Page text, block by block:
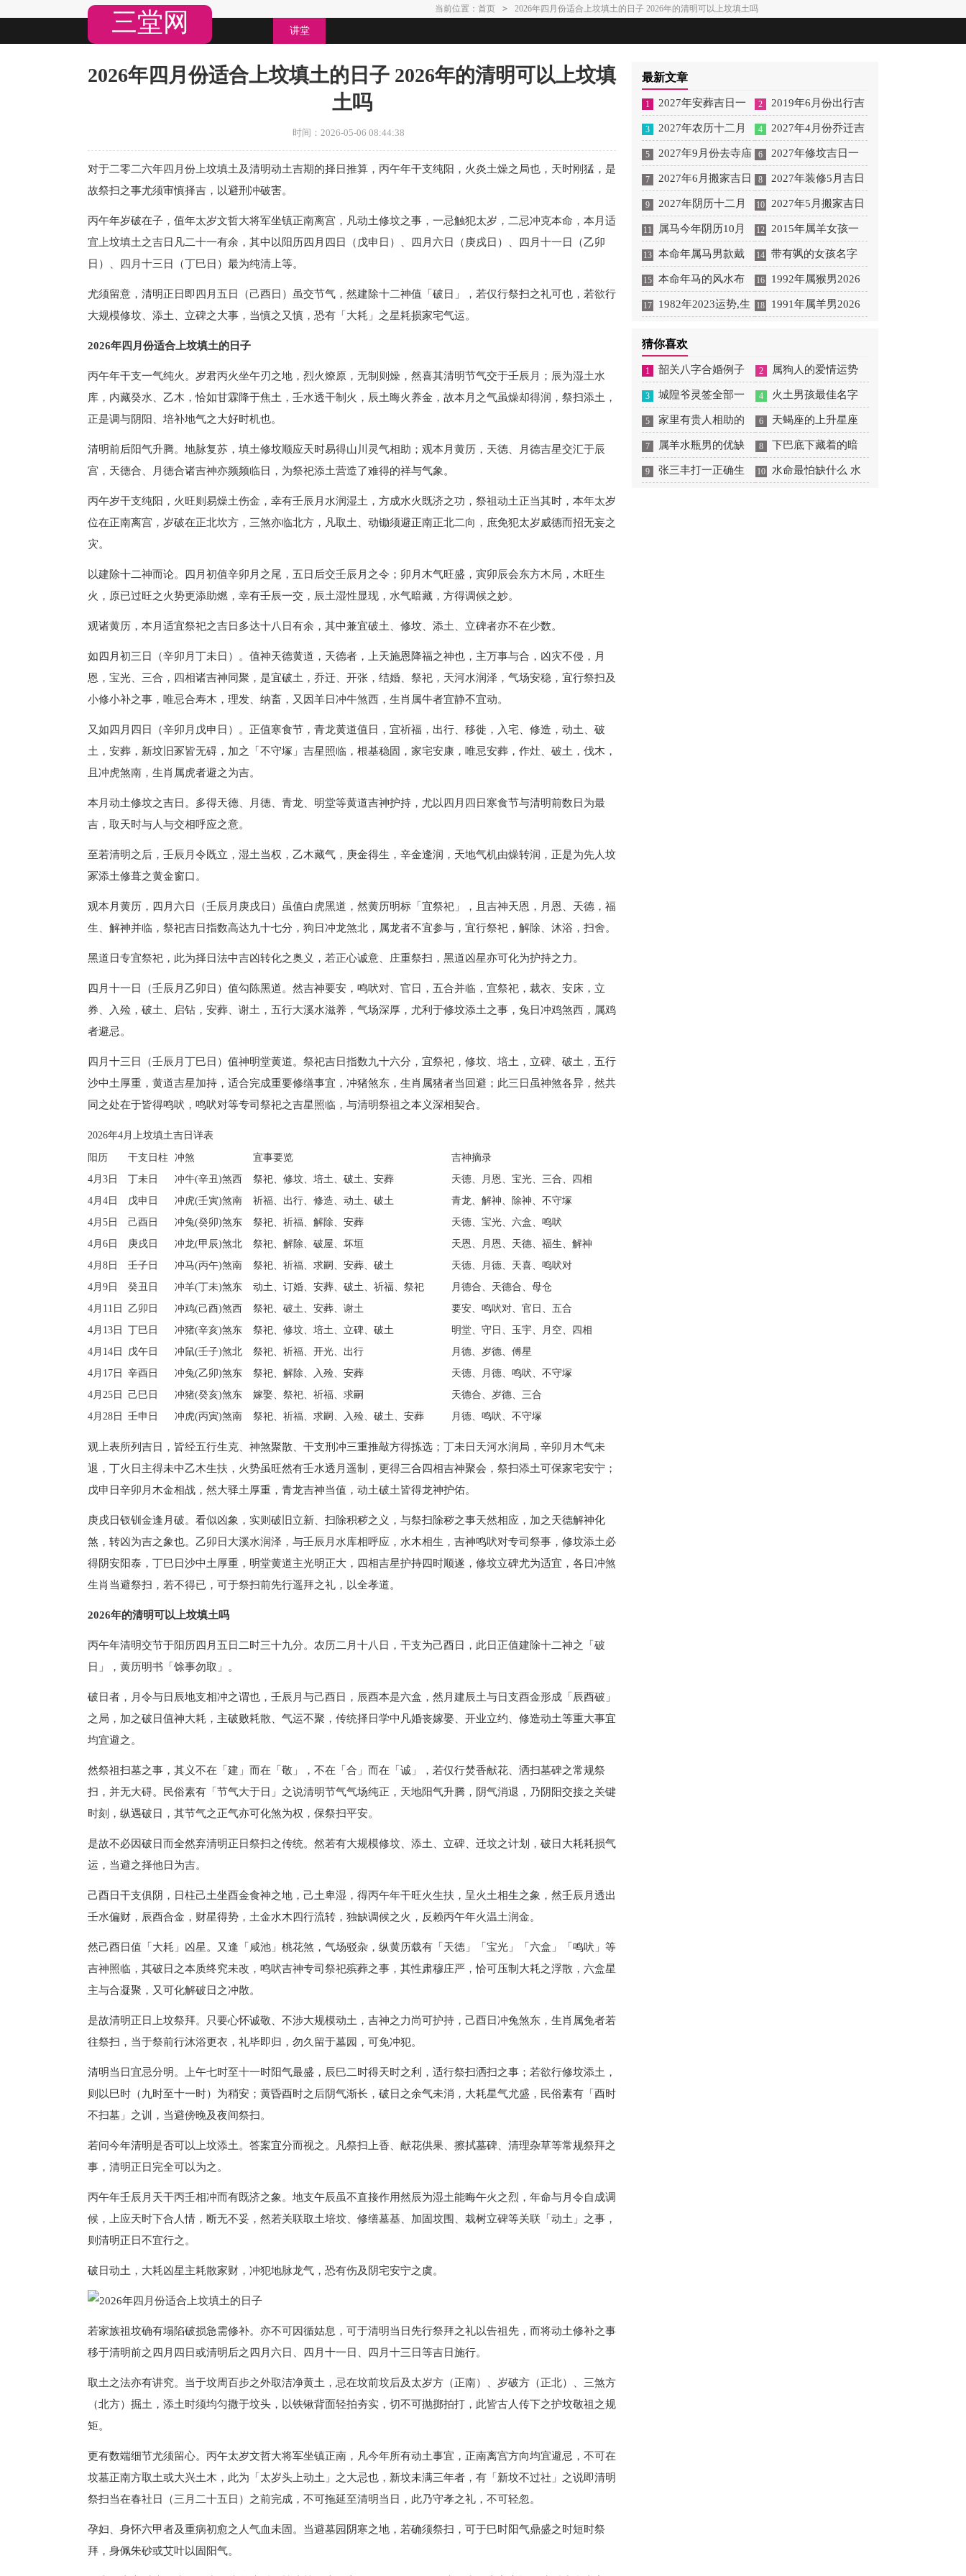
三堂网 讲堂
当前位置： 首页 > 2026年四月份适合上坟填土的日子 2026年的清明可以上坟填土吗
2026年四月份适合上坟填土的日子 2026年的清明可以上坟填
土吗
时间：2026-05-06 08:44:38
对于二零二六年四月份上坟填土及清明动土吉期的择日推算，丙午年干支纯阳，火炎土燥之局也，天时刚猛，是
故祭扫之事尤须审慎择吉，以避刑冲破害。
丙午年岁破在子，值年太岁文哲大将军坐镇正南离宫，凡动土修坟之事，一忌触犯太岁，二忌冲克本命，本月适
宜上坟填土之吉日凡二十一有余，其中以阳历四月四日（戊申日）、四月六日（庚戌日）、四月十一日（乙卯
日）、四月十三日（丁巳日）最为纯清上等。
尤须留意，清明正日即四月五日（己酉日）虽交节气，然建除十二神值「破日」，若仅行祭扫之礼可也，若欲行
大规模修坟、添土、立碑之大事，当慎之又慎，恐有「大耗」之星耗损家宅气运。
2026年四月份适合上坟填土的日子
丙午年干支一气纯火。岁君丙火坐午刃之地，烈火燎原，无制则燥，然喜其清明节气交于壬辰月；辰为湿土水
库，内藏癸水、乙木，恰如甘霖降于焦土，壬水透干制火，辰土晦火养金，故本月之气虽燥却得润，祭扫添土，
正是调与阴阳、培补地气之大好时机也。
清明前后阳气升腾。地脉复苏，填土修坟顺应天时易得山川灵气相助；观本月黄历，天德、月德吉星交汇于辰
宫，天德合、月德合诸吉神亦频频临日，为祭祀添土营造了难得的祥与气象。
丙午岁干支纯阳，火旺则易燥土伤金，幸有壬辰月水润湿土，方成水火既济之功，祭祖动土正当其时，本年太岁
位在正南离宫，岁破在正北坎方，三煞亦临北方，凡取土、动锄须避正南正北二向，庶免犯太岁威德而招无妄之
灾。
以建除十二神而论。四月初值辛卯月之尾，五日后交壬辰月之令；卯月木气旺盛，寅卯辰会东方木局，木旺生
火，原已过旺之火势更添助燃，幸有壬辰一交，辰土湿性显现，水气暗藏，方得调候之妙。
观诸黄历，本月适宜祭祀之吉日多达十八日有余，其中兼宜破土、修坟、添土、立碑者亦不在少数。
如四月初三日（辛卯月丁未日）。值神天德黄道，天德者，上天施恩降福之神也，主万事与合，凶灾不侵，月
恩，宝光、三合，四相诸吉神同聚，是宜破土，乔迁、开张，结婚、祭祀，天河水润泽，气场安稳，宜行祭扫及
小修小补之事，唯忌合寿木，理发、纳畜，又因羊日冲牛煞西，生肖属牛者宜静不宜动。
又如四月四日（辛卯月戊申日）。正值寒食节，青龙黄道值日，宜祈福，出行、移徙，入宅、修造，动土、破
土，安葬，新坟旧冢皆无碍，加之「不守塚」吉星照临，根基稳固，家宅安康，唯忌安葬，作灶、破土，伐木，
且冲虎煞南，生肖属虎者避之为吉。
本月动土修坟之吉日。多得天德、月德、青龙、明堂等黄道吉神护持，尤以四月四日寒食节与清明前数日为最
吉，取天时与人与交相呼应之意。
至若清明之后，壬辰月令既立，湿土当权，乙木藏气，庚金得生，辛金逢润，天地气机由燥转润，正是为先人坟
冢添土修葺之黄金窗口。
观本月黄历，四月六日（壬辰月庚戌日）虽值白虎黑道，然黄历明标「宜祭祀」，且吉神天恩，月恩、天德，福
生、解神并临，祭祀吉日指数高达九十七分，狗日冲龙煞北，属龙者不宜参与，宜行祭祀，解除、沐浴，扫舍。
黑道日专宜祭祀，此为择日法中吉凶转化之奥义，若正心诚意、庄重祭扫，黑道凶星亦可化为护持之力。
四月十一日（壬辰月乙卯日）值勾陈黑道。然吉神要安，鸣吠对、官日，五合并临，宜祭祀，裁衣、安床，立
券、入殓，破土、启钻，安葬、谢土，五行大溪水滋养，气场深厚，尤利于修坟添土之事，兔日冲鸡煞西，属鸡
者避忌。
四月十三日（壬辰月丁巳日）值神明堂黄道。祭祀吉日指数九十六分，宜祭祀，修坟、培土，立碑、破土，五行
沙中土厚重，黄道吉星加持，适合完成重要修缮事宜，冲猪煞东，生肖属猪者当回避；此三日虽神煞各异，然共
同之处在于皆得鸣吠，鸣吠对等专司祭祀之吉星照临，与清明祭祖之本义深相契合。
2026年4月上坟填土吉日详表
阳历 干支日柱 冲煞 宜事要览
吉神摘录
4月3日
丁未日 冲牛(辛丑)煞西 祭祀、修坟、培土、破土、安葬
天德、月恩、宝光、三合、四相
4月4日
戊申日 冲虎(壬寅)煞南 祈福、出行、修造、动土、破土
青龙、解神、除神、不守塚
4月5日
己酉日 冲兔(癸卯)煞东 祭祀、祈福、解除、安葬
天德、宝光、六盒、鸣吠
4月6日
庚戌日 冲龙(甲辰)煞北 祭祀、解除、破屋、坏垣
天恩、月恩、天德、福生、解神
4月8日
壬子日 冲马(丙午)煞南 祭祀、祈福、求嗣、安葬、破土
天德、月德、天喜、鸣吠对
4月9日
癸丑日 冲羊(丁未)煞东 动土、订婚、安葬、破土、祈福、祭祀
月德合、天德合、母仓
4月11日
乙卯日 冲鸡(己酉)煞西 祭祀、破土、安葬、谢土
要安、鸣吠对、官日、五合
4月13日
丁巳日 冲猪(辛亥)煞东 祭祀、修坟、培土、立碑、破土
明堂、守日、玉宇、月空、四相
4月14日
戊午日 冲鼠(壬子)煞北 祭祀、祈福、开光、出行
月德、岁德、傅星
4月17日
辛酉日 冲兔(乙卯)煞东 祭祀、解除、入殓、安葬
天德、月德、鸣吠、不守塚
4月25日
己巳日 冲猪(癸亥)煞东 嫁娶、祭祀、祈福、求嗣
天德合、岁德、三合
4月28日
壬申日 冲虎(丙寅)煞南 祭祀、祈福、求嗣、入殓、破土、安葬 月德、鸣吠、不守塚
观上表所列吉日，皆经五行生克、神煞聚散、干支刑冲三重推敲方得拣选；丁未日天河水润局，辛卯月木气未
退，丁火日主得未中乙木生扶，火势虽旺然有壬水透月遥制，更得三合四相吉神聚会，祭扫添土可保家宅安宁；
戊申日辛卯月木金相战，然大驿土厚重，青龙吉神当值，动土破土皆得龙神护佑。
庚戌日钗钏金逢月破。看似凶象，实则破旧立新、扫除积秽之义，与祭扫除秽之事天然相应，加之天德解神化
煞，转凶为吉之象也。乙卯日大溪水润泽，与壬辰月水库相呼应，水木相生，吉神鸣吠对专司祭事，修坟添土必
得阴安阳泰，丁巳日沙中土厚重，明堂黄道主光明正大，四相吉星护持四时顺遂，修坟立碑尤为适宜，各日冲煞
生肖当避祭扫，若不得已，可于祭扫前先行遥拜之礼，以全孝道。
2026年的清明可以上坟填土吗
丙午年清明交节于阳历四月五日二时三十九分。农历二月十八日，干支为己酉日，此日正值建除十二神之「破
日」，黄历明书「馀事勿取」。
破日者，月令与日辰地支相冲之谓也，壬辰月与己酉日，辰酉本是六盒，然月建辰土与日支酉金形成「辰酉破」
之局，加之破日值神大耗，主破败耗散、气运不聚，传统择日学中凡婚丧嫁娶、开业立约、修造动土等重大事宜
均宜避之。
然祭祖扫墓之事，其义不在「建」而在「敬」，不在「合」而在「诚」，若仅行焚香献花、洒扫墓碑之常规祭
扫，并无大碍。民俗素有「节气大于日」之说清明节气气场纯正，天地阳气升腾，阴气消退，乃阴阳交接之关键
时刻，纵遇破日，其节气之正气亦可化煞为权，保祭扫平安。
是故不必因破日而全然弃清明正日祭扫之传统。然若有大规模修坟、添土、立碑、迁坟之计划，破日大耗耗损气
运，当避之择他日为吉。
己酉日干支俱阴，日柱己土坐酉金食神之地，己土卑湿，得丙午年干旺火生扶，呈火土相生之象，然壬辰月透出
壬水偏财，辰酉合金，财星得势，土金水木四行流转，独缺调候之火，反赖丙午年火温土润金。
然己酉日值「大耗」凶星。又逢「咸池」桃花煞，气场驳杂，纵黄历载有「天德」「宝光」「六盒」「鸣吠」等
吉神照临，其破日之本质终究未改，鸣吠吉神专司祭祀殡葬之事，其性肃穆庄严，恰可压制大耗之浮散，六盒星
主与合凝聚，又可化解破日之冲散。
是故清明正日上坟祭拜。只要心怀诚敬、不涉大规模动土，吉神之力尚可护持，己酉日冲兔煞东，生肖属兔者若
往祭扫，当于祭前行沐浴更衣，礼毕即归，勿久留于墓园，可免冲犯。
清明当日宜忌分明。上午七时至十一时阳气最盛，辰巳二时得天时之利，适行祭扫洒扫之事；若欲行修坟添土，
则以巳时（九时至十一时）为稍安；黄昏酉时之后阴气渐长，破日之余气未消，大耗星气尤盛，民俗素有「酉时
不扫墓」之训，当避傍晚及夜间祭扫。
若问今年清明是否可以上坟添土。答案宜分而视之。凡祭扫上香、献花供果、擦拭墓碑、清理杂草等常规祭拜之
事，清明正日完全可以为之。
丙午年壬辰月天干丙壬相冲而有既济之象。地支午辰虽不直接作用然辰为湿土能晦午火之烈，年命与月令自成调
候，上应天时下合人情，断无不妥，然若关联取土培坟、修缮墓基、加固坟围、栽树立碑等关联「动土」之事，
则清明正日不宜行之。
破日动土，大耗凶星主耗散家财，冲犯地脉龙气，恐有伤及阴宅安宁之虞。
若家族祖坟确有塌陷破损急需修补。亦不可因循姑息，可于清明当日先行祭拜之礼以告祖先，而将动土修补之事
移于清明前之四月四日或清明后之四月六日、四月十一日、四月十三日等吉日施行。
取土之法亦有讲究。当于坟周百步之外取洁净黄土，忌在坟前坟后及太岁方（正南）、岁破方（正北）、三煞方
（北方）掘土，添土时须均匀撒于坟头，以铁锹背面轻拍夯实，切不可抛掷拍打，此皆古人传下之护坟敬祖之规
矩。
更有数端细节尤须留心。丙午太岁文哲大将军坐镇正南，凡今年所有动土事宜，正南离宫方向均宜避忌，不可在
坟墓正南方取土或大兴土木，此为「太岁头上动土」之大忌也，新坟未满三年者，有「新坟不过社」之说即清明
祭扫当在春社日（三月二十五日）之前完成，不可拖延至清明当日，此乃守孝之礼，不可轻忽。
孕妇、身怀六甲者及重病初愈之人气血未固。当避墓园阴寒之地，若确须祭扫，可于巳时阳气鼎盛之时短时祭
拜，身佩朱砂或艾叶以固阳气。
最新文章
1 2027年安葬吉日一
览表 2027年12月安葬吉
日一览表
2 2019年6月份出行吉
日 2027年6月出行吉日
一览表
3 2027年农历十二月
安床吉日 2027年正月安
床吉日吉时查询
4 2027年4月份乔迁吉
日一览表 2027年4月乔
迁吉日吉时查询
5 2027年9月份去寺庙
祈福的日子 2027年5月
去寺庙吉日一览表
6 2027年修坟吉日一
览表 2027年农历2月修
坟吉日一览表
7 2027年6月搬家吉日
吉时 2027年农历6月搬
家吉日一览表
8 2027年装修5月吉日
良辰查询表 2027年农历
5月装修吉日一览表
9 2027年阴历十二月
开光吉日 2027年12月开
光吉日一览表
10 2027年5月搬家吉日
的详细解释 2027年5月
搬家吉日吉时查询
11 属马今年阴历10月
结婚好吗 属马还有几年
本命年结婚呢好吗
12 2015年属羊女孩一
生运势 2015年属羊女
2026年健康运好吗
13 本命年属马男款戴
什么财神 本命年属马男
士戴什么好一点
14 带有飒的女孩名字
女孩取名字带飒字有什
么名字好听
15 本命年马的风水布
局 本命年马的佛像怎么
16 1992年属猴男2026
年桃花运 1992年属猴男
17 1982年2023运势,生 18 1991年属羊男2026
猜你喜欢
1 韶关八字合婚例子
多吗 韶关八字测风水
2 属狗人的爱情运势
是什么意思 属狗的人爱
情观
3 城隍爷灵签全部一
百签 城隍爷灵签解签大
全
4 火土男孩最佳名字
火土属性的字男孩名字
有哪些
5 家里有贵人相助的
风水 家里有贵人是什么
意思
6 天蝎座的上升星座
一览表 天蝎座的上升星
座查询
7 属羊水瓶男的优缺
点 属羊水瓶座男生性格
8 下巴底下藏着的暗
痣图解 下巴尖底下有痣
9 张三丰打一正确生 10 水命最怕缺什么 水